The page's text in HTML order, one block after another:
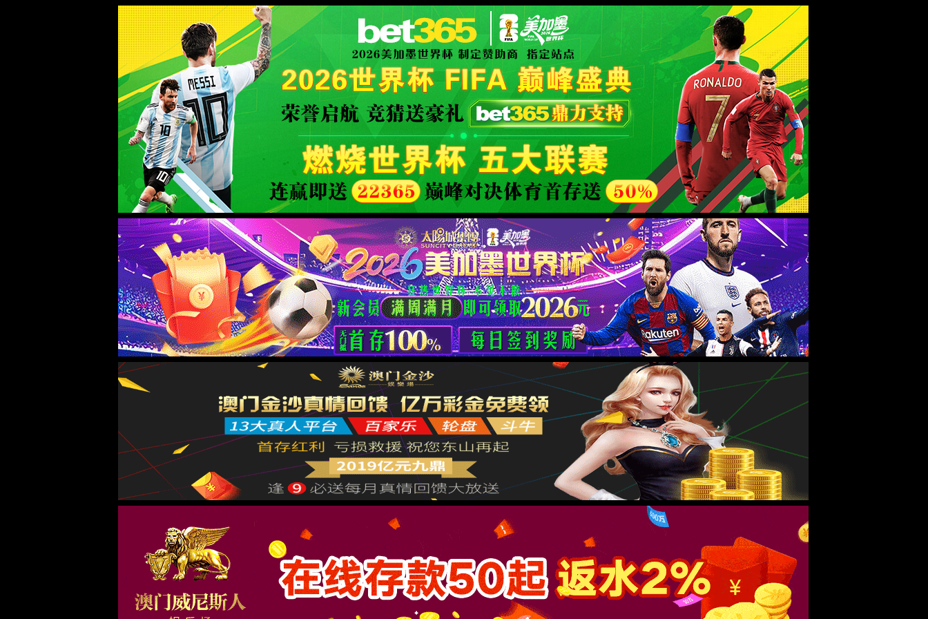
WTS-WAF拦截详情
出现该页面的原因:
1.你的请求是黑客攻击
2.你的请求合法但触发了安全规则,请提交问题反馈
XML 地图